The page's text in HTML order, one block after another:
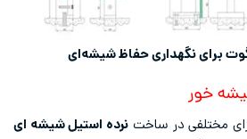
برای نگهداری حفاظ شیشه‌ای
خور
مختلفی در ساخت نرده استیل شیشه ای